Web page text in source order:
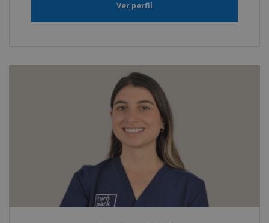
Ver perfil